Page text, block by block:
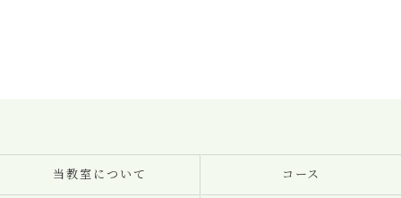
当教室について コース